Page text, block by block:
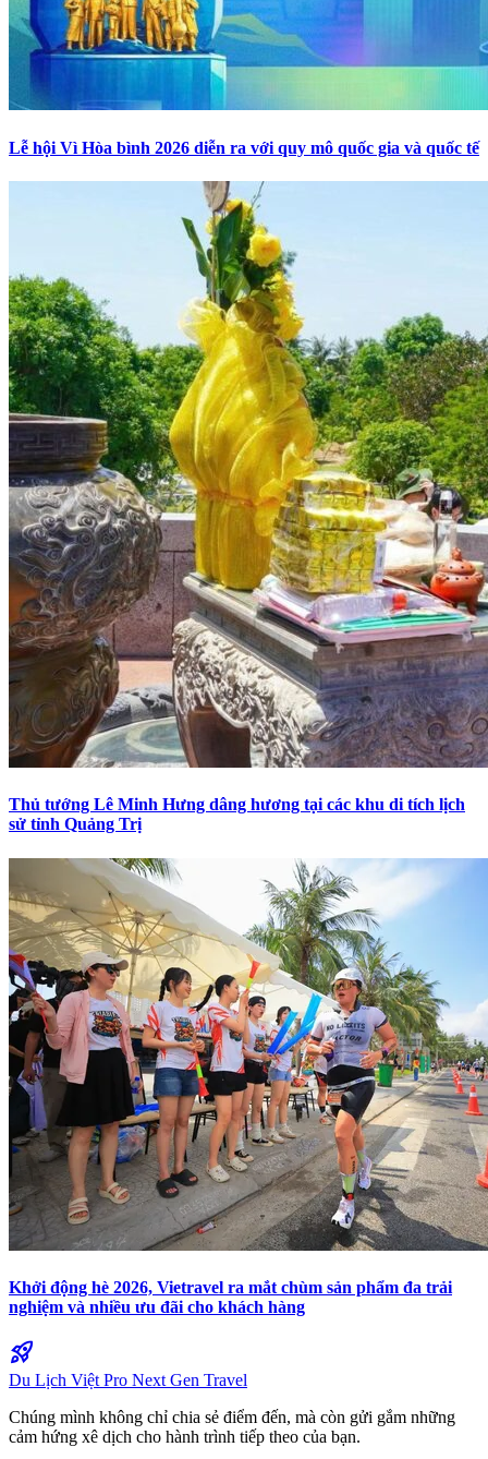
Lễ hội Vì Hòa bình 2026 diễn ra với quy mô quốc gia và quốc tế
Thủ tướng Lê Minh Hưng dâng hương tại các khu di tích lịch
sử tỉnh Quảng Trị
Khởi động hè 2026, Vietravel ra mắt chùm sản phẩm đa trải
nghiệm và nhiều ưu đãi cho khách hàng
rocket_launch
Du Lịch Việt Pro Next Gen Travel
Chúng mình không chỉ chia sẻ điểm đến, mà còn gửi gắm những
cảm hứng xê dịch cho hành trình tiếp theo của bạn.